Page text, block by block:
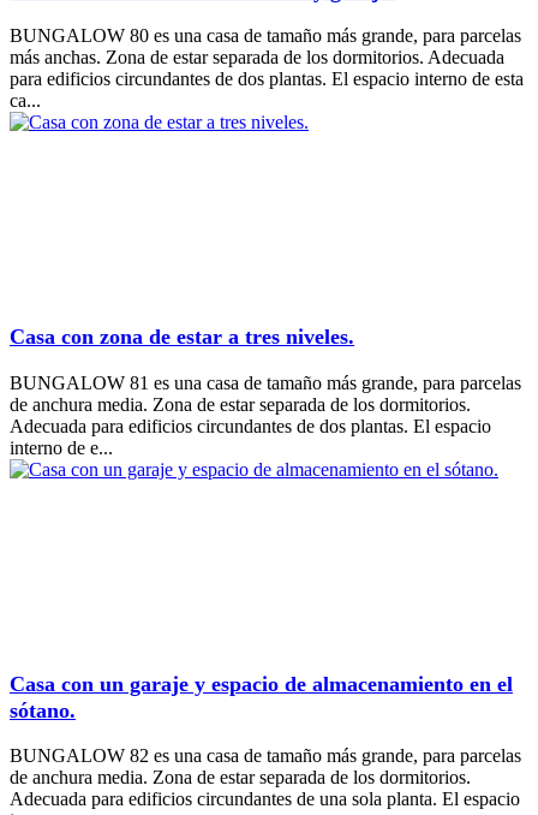
BUNGALOW 80 es una casa de tamaño más grande, para parcelas
más anchas. Zona de estar separada de los dormitorios. Adecuada
para edificios circundantes de dos plantas. El espacio interno de esta
ca...
Casa con zona de estar a tres niveles.
BUNGALOW 81 es una casa de tamaño más grande, para parcelas
de anchura media. Zona de estar separada de los dormitorios.
Adecuada para edificios circundantes de dos plantas. El espacio
interno de e...
Casa con un garaje y espacio de almacenamiento en el
sótano.
BUNGALOW 82 es una casa de tamaño más grande, para parcelas
de anchura media. Zona de estar separada de los dormitorios.
Adecuada para edificios circundantes de una sola planta. El espacio